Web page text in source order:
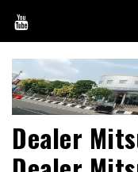
content
Dealer